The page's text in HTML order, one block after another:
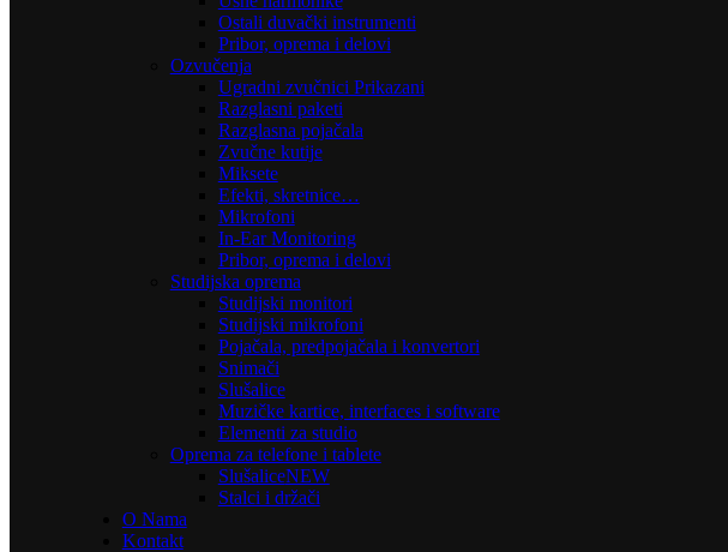
Ostali duvački instrumenti
Pribor, oprema i delovi
Ozvučenja
Ugradni zvučnici Prikazani
Razglasni paketi
Razglasna pojačala
Zvučne kutije
Miksete
Efekti, skretnice…
Mikrofoni
In-Ear Monitoring
Pribor, oprema i delovi
Studijska oprema
Studijski monitori
Studijski mikrofoni
Pojačala, predpojačala i konvertori
Snimači
Slušalice
Muzičke kartice, interfaces i software
Elementi za studio
Oprema za telefone i tablete
SlušaliceNEW
Stalci i držači
O Nama
Kontakt